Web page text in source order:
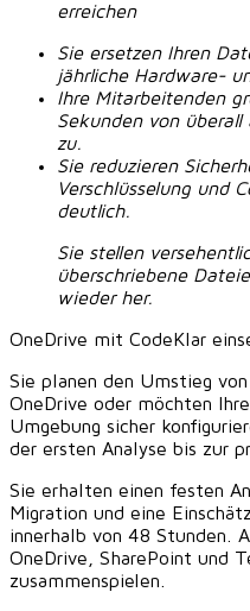
erreichen
Sie ersetzen Ihren
jährliche Hardware-
Ihre Mitarbeitenden
Sekunden von
zu.
Sie reduzieren
Verschlüsselung und
deutlich.
Sie stellen
überschriebene
wieder her.
OneDrive mit CodeKlar
Sie planen den Umstieg
OneDrive oder möchten
Umgebung sicher
der ersten Analyse bis zur
Sie erhalten einen festen
Migration und eine
innerhalb von 48 Stunden.
OneDrive, SharePoint und
zusammenspielen.